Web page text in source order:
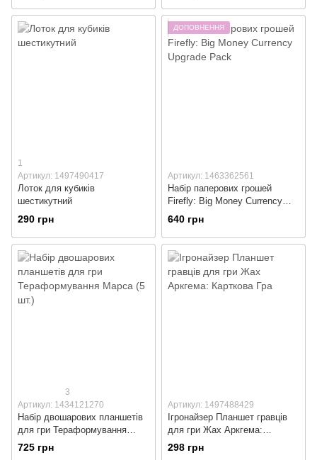
1
Артикул: 1497490417
Лоток для кубиків
шестикутний
290 грн
ДОПОВНЕННЯ
Артикул: 1463362561
Набір паперових грошей
Firefly: Big Money Currency
Upgrade Pack
640 грн
3
Артикул: 1434121270
Набір двошарових планшетів
для гри Тераформування
Марса (5 шт.)
725 грн
Артикул: 1497488429
Ігронайзер Планшет гравців
для гри Жах Аркгема:
Карткова Гра
298 грн